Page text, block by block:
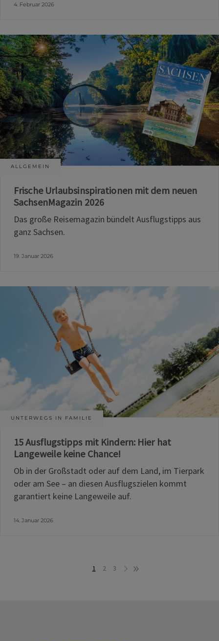
4. Februar 2026
ALLGEMEIN
Frische Urlaubsinspirationen mit dem neuen
SachsenMagazin 2026
Das große Reisemagazin bündelt Ausflugstipps aus
ganz Sachsen.
19. Januar 2026
UNTERWEGS IN FAMILIE
15 Ausflugstipps mit Kindern: Hier hat
Langeweile keine Chance!
Ob in der Großstadt oder auf dem Land, im Tierpark
oder am See – an diesen Ausflugszielen kommt
garantiert keine Langeweile auf.
14. Januar 2026
1 2 3